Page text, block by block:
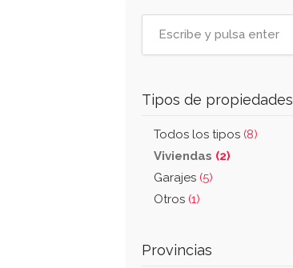
Tipos de propiedades
Todos los tipos (8)
Viviendas (2)
Garajes (5)
Otros (1)
Provincias